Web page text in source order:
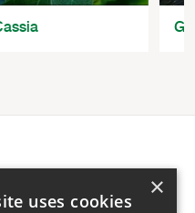
×
uses cookies